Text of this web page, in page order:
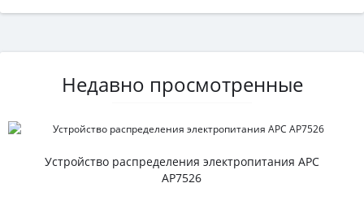
Недавно просмотренные
Устройство распределения электропитания APC
AP7526